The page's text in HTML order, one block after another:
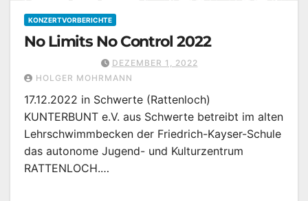
KONZERTVORBERICHTE
No Limits No Control 2022
DEZEMBER 1, 2022
HOLGER MOHRMANN
17.12.2022 in Schwerte (Rattenloch)
KUNTERBUNT e.V. aus Schwerte betreibt im alten
Lehrschwimmbecken der Friedrich-Kayser-Schule
das autonome Jugend- und Kulturzentrum
RATTENLOCH.…